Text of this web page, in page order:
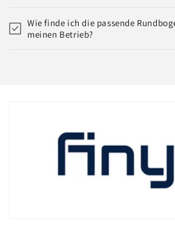
Wie finde ich die passende
meinen Betrieb?